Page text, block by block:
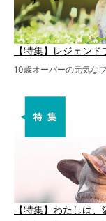
【特集】レジェン
10歳オーバーの元気な
【特集】わたしは